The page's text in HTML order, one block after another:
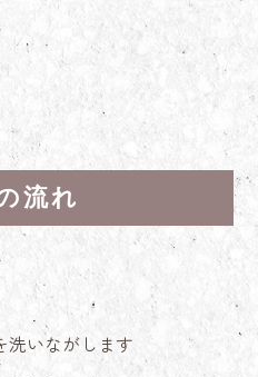
流れ
洗いながします